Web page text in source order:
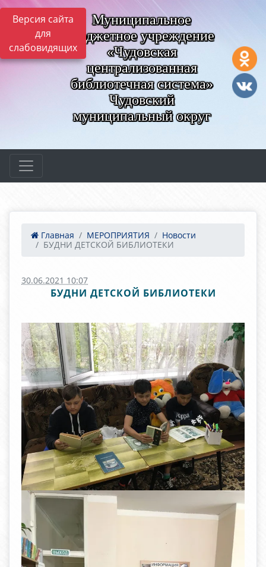
Версия сайта
для
слабовидящих
Муниципальное
бюджетное учреждение
«Чудовская
централизованная
библиотечная система»
Чудовский
муниципальный округ
Главная МЕРОПРИЯТИЯ
Новости
БУДНИ ДЕТСКОЙ БИБЛИОТЕКИ
30.06.2021 10:07
БУДНИ ДЕТСКОЙ БИБЛИОТЕКИ